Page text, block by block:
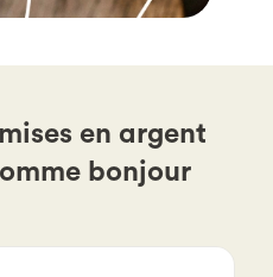
en argent
bonjour